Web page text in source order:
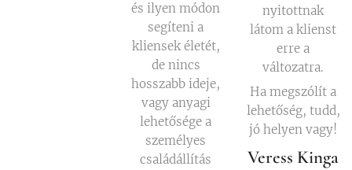
és ilyen módon
segíteni a
kliensek életét,
de nincs
hosszabb ideje,
vagy anyagi
lehetősége a
személyes
családállítás
nyitottnak
látom a klienst
erre a
változatra.
Ha megszólít a
lehetőség, tudd,
jó helyen vagy!
Veress Kinga